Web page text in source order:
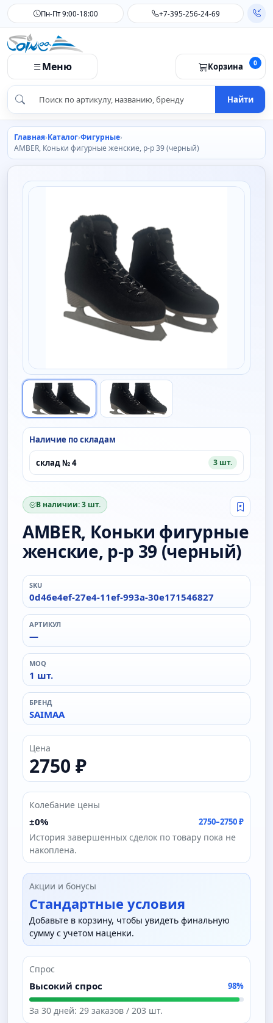
Пн-Пт 9:00-18:00 +7-395-256-24-69
Меню Корзина 0
Найти
Главная Каталог Фигурные
AMBER, Коньки фигурные женские, р-р 39 (черный)
Наличие по складам
склад № 4 3 шт.
В наличии: 3 шт.
Свой
AMBER, Коньки фигурные
женские, р-р 39 (черный)
SKU
0d46e4ef-27e4-11ef-993a-30e171546827
АРТИКУЛ
—
MOQ
1 шт.
БРЕНД
SAIMAA
Цена
2750 ₽
Колебание цены
±0% 2750–2750 ₽
История завершенных сделок по товару пока не
накоплена.
Акции и бонусы
Стандартные условия
Добавьте в корзину, чтобы увидеть финальную
сумму с учетом наценки.
Спрос
Высокий спрос 98%
За 30 дней: 29 заказов / 203 шт.